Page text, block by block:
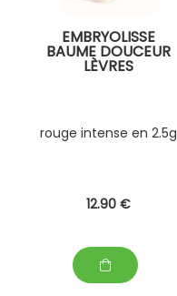
EMBRYOLISSE
BAUME DOUCEUR
LÈVRES
rouge intense en 2.5g
12.90 €